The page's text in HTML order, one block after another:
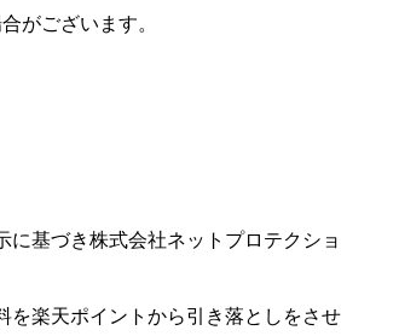
がございます。
基づき株式会社ネットプロテクショ
を楽天ポイントから引き落としをさせ